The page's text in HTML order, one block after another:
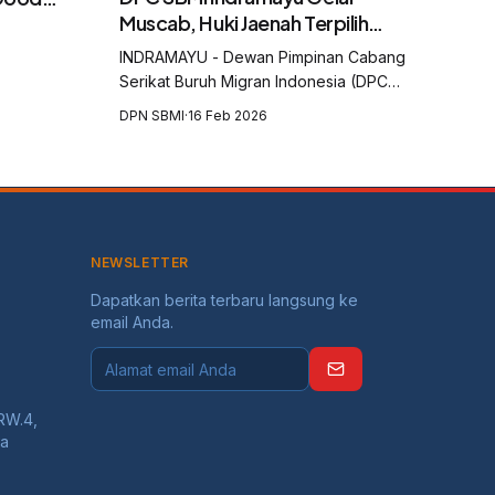
Muscab, Huki Jaenah Terpilih
sebagai Ketua
INDRAMAYU - Dewan Pimpinan Cabang
Serikat Buruh Migran Indonesia (DPC
DPN SBMI·16 Feb 2026
NEWSLETTER
Dapatkan berita terbaru langsung ke
email Anda.